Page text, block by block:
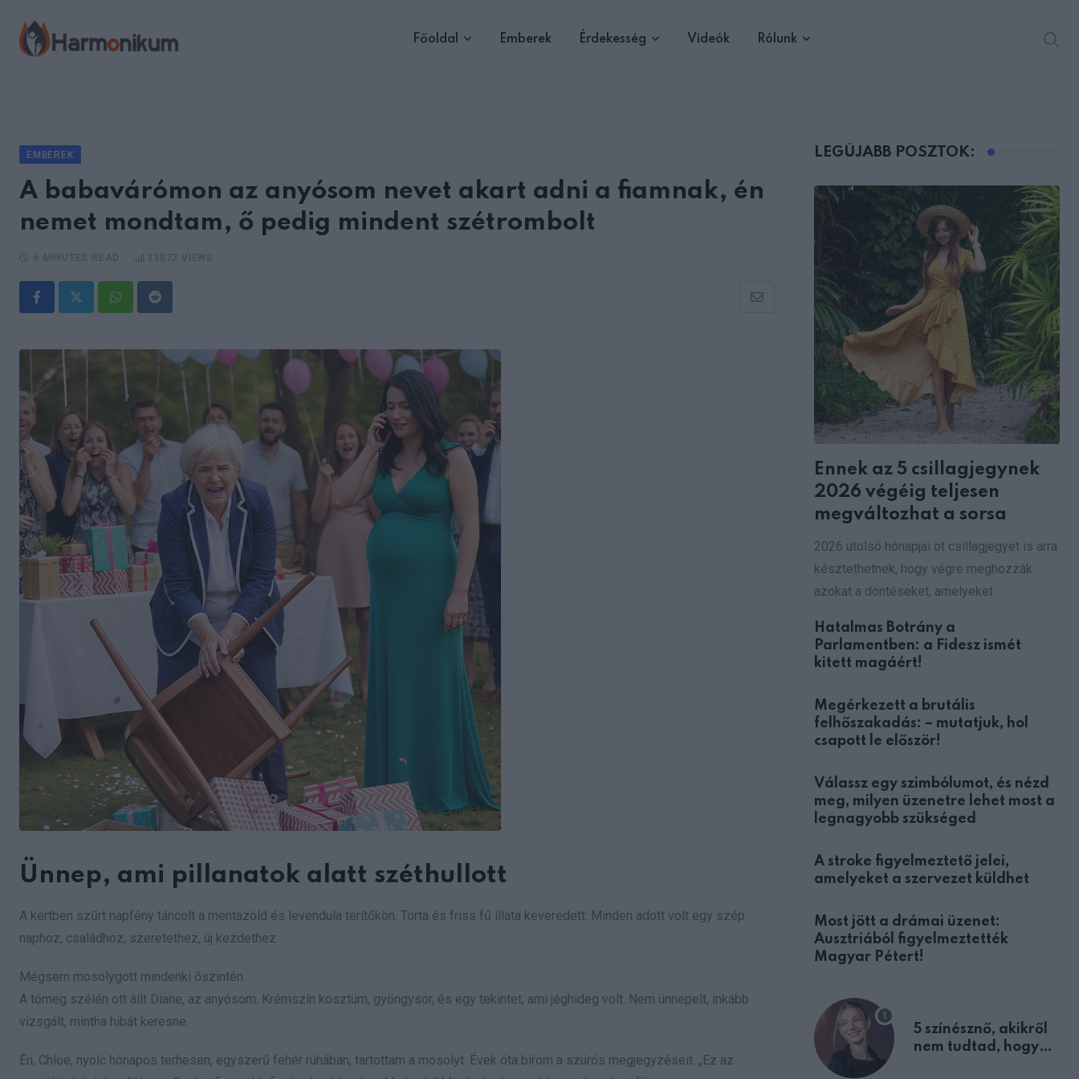
content
Főoldal Emberek Érdekesség Videók Rólunk
EMBEREK
A babavárómon az anyósom nevet akart adni a fiamnak, én
nemet mondtam, ő pedig mindent szétrombolt
WhatsappReddit
Share
Ünnep, ami pillanatok alatt széthullott
A kertben szűrt napfény táncolt a mentazöld és levendula terítőkön. Torta és friss fű illata keveredett. Minden adott volt egy szép
naphoz, családhoz, szeretethez, új kezdethez.
Mégsem mosolygott mindenki őszintén.
A tömeg szélén ott állt Diane, az anyósom. Krémszín kosztüm, gyöngysor, és egy tekintet, ami jéghideg volt. Nem ünnepelt, inkább
vizsgált, mintha hibát keresne.
Én, Chloe, nyolc hónapos terhesen, egyszerű fehér ruhában, tartottam a mosolyt. Évek óta bírom a szúrós megjegyzéseit. „Ez az
LEGÚJABB POSZTOK:
Ennek az 5 csillagjegynek
2026 végéig teljesen
megváltozhat a sorsa
2026 utolsó hónapjai öt csillagjegyet is arra
késztethetnek, hogy végre meghozzák
azokat a döntéseket, amelyeket
Hatalmas Botrány a
Parlamentben: a Fidesz ismét
kitett magáért!
Megérkezett a brutális
felhőszakadás: – mutatjuk, hol
csapott le először!
Válassz egy szimbólumot, és nézd
meg, milyen üzenetre lehet most a
legnagyobb szükséged
A stroke figyelmeztető jelei,
amelyeket a szervezet küldhet
Most jött a drámai üzenet:
Ausztriából figyelmeztették
Magyar Pétert!
5 színésznő, akikről
nem tudtad, hogy